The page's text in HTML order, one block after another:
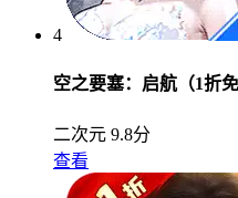
4
空之要塞：启航（1折
二次元 9.8分
查看